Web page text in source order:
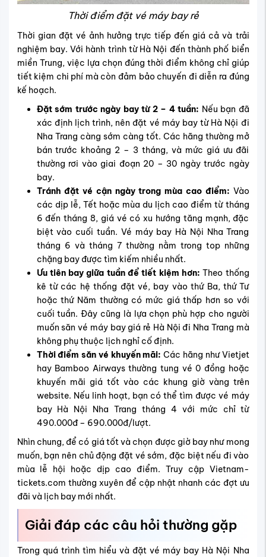
Thời điểm đặt vé máy bay rẻ
Thời gian đặt vé ảnh hưởng trực tiếp đến giá cả và trải
nghiệm bay. Với hành trình từ Hà Nội đến thành phố biển
miền Trung, việc lựa chọn đúng thời điểm không chỉ giúp
tiết kiệm chi phí mà còn đảm bảo chuyến đi diễn ra đúng
kế hoạch.
Đặt sớm trước ngày bay từ 2 – 4 tuần: Nếu bạn đã
xác định lịch trình, nên đặt vé máy bay từ Hà Nội đi
Nha Trang càng sớm càng tốt. Các hãng thường mở
bán trước khoảng 2 – 3 tháng, và mức giá ưu đãi
thường rơi vào giai đoạn 20 – 30 ngày trước ngày
bay.
Tránh đặt vé cận ngày trong mùa cao điểm: Vào
các dịp lễ, Tết hoặc mùa du lịch cao điểm từ tháng
6 đến tháng 8, giá vé có xu hướng tăng mạnh, đặc
biệt vào cuối tuần. Vé máy bay Hà Nội Nha Trang
tháng 6 và tháng 7 thường nằm trong top những
chặng bay được tìm kiếm nhiều nhất.
Ưu tiên bay giữa tuần để tiết kiệm hơn: Theo thống
kê từ các hệ thống đặt vé, bay vào thứ Ba, thứ Tư
hoặc thứ Năm thường có mức giá thấp hơn so với
cuối tuần. Đây cũng là lựa chọn phù hợp cho người
muốn săn vé máy bay giá rẻ Hà Nội đi Nha Trang mà
không phụ thuộc lịch nghỉ cố định.
Thời điểm săn vé khuyến mãi: Các hãng như Vietjet
hay Bamboo Airways thường tung vé 0 đồng hoặc
khuyến mãi giá tốt vào các khung giờ vàng trên
website. Nếu linh hoạt, bạn có thể tìm được vé máy
bay Hà Nội Nha Trang tháng 4 với mức chỉ từ
490.000đ – 690.000đ/lượt.
Nhìn chung, để có giá tốt và chọn được giờ bay như mong
muốn, bạn nên chủ động đặt vé sớm, đặc biệt nếu đi vào
mùa lễ hội hoặc dịp cao điểm. Truy cập Vietnam-
tickets.com thường xuyên để cập nhật nhanh các đợt ưu
đãi và lịch bay mới nhất.
Giải đáp các câu hỏi thường gặp
Trong quá trình tìm hiểu và đặt vé máy bay Hà Nội Nha